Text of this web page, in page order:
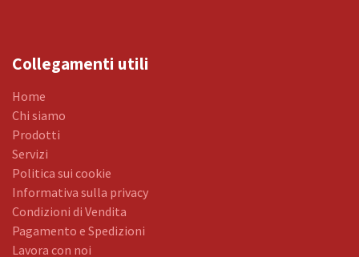
Collegamenti utili
Home
Chi siamo
Prodotti
Servizi
Politica sui cookie
Informativa sulla privacy
Condizioni di Vendita
Pagamento e Spedizioni
Lavora con noi